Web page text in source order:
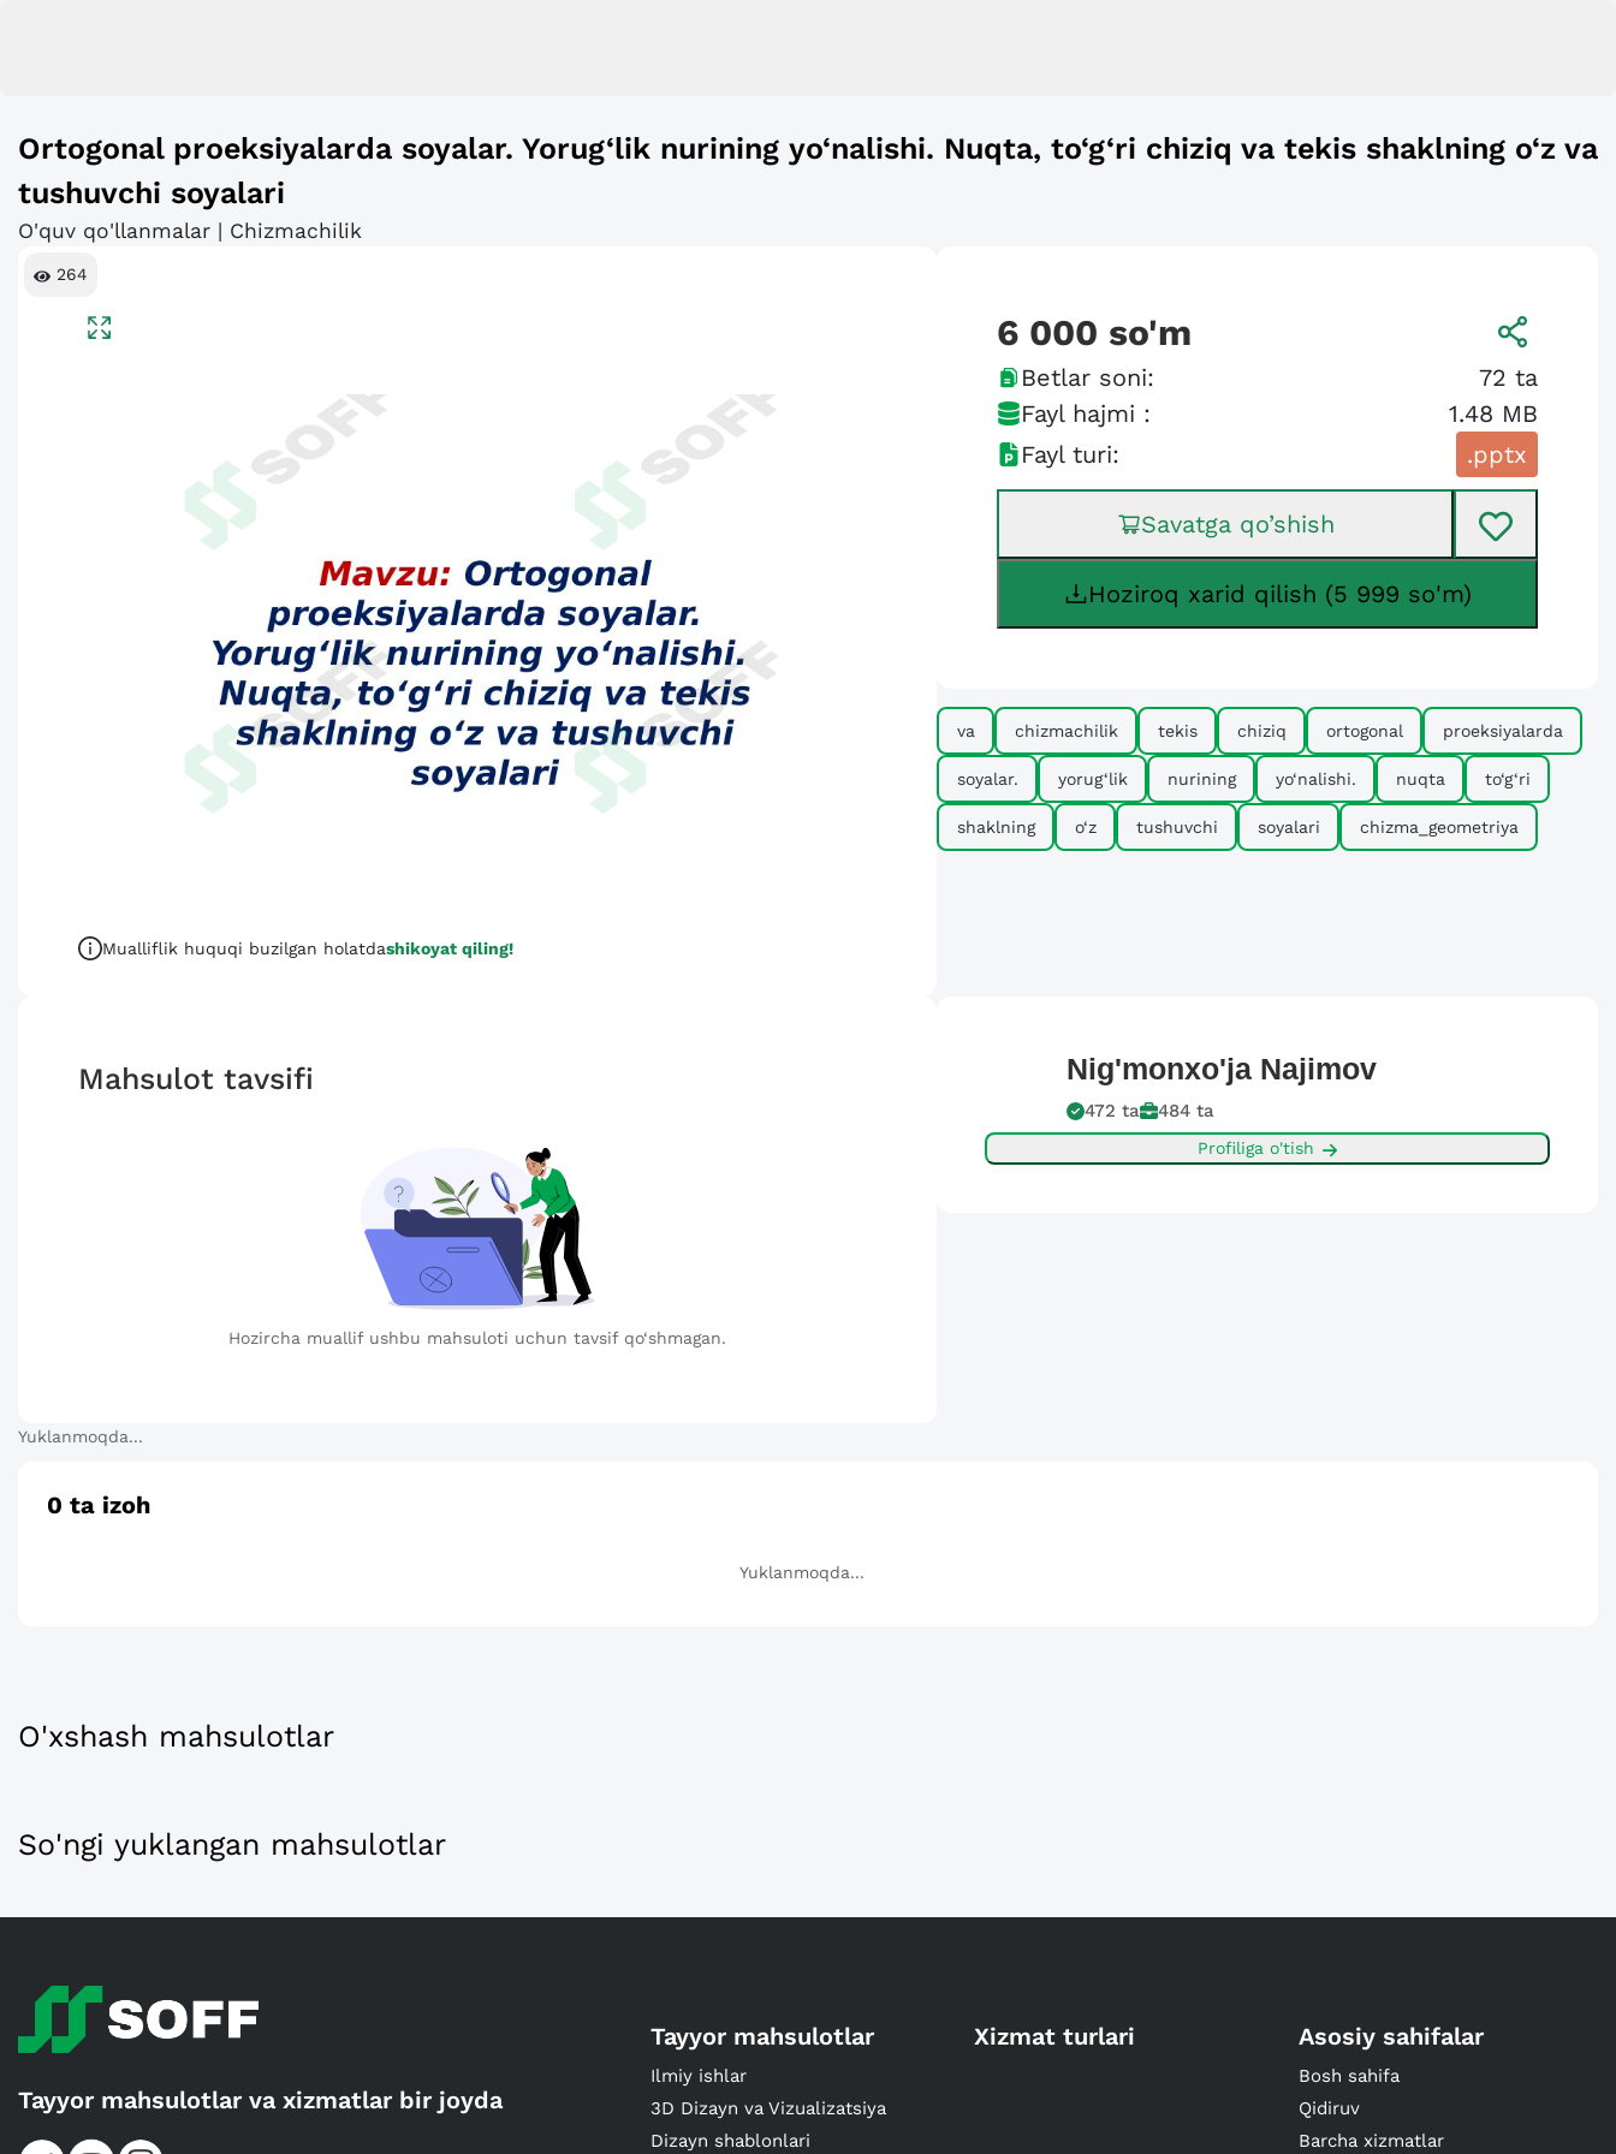
Ortogonal proeksiyalarda soyalar. Yorug‘lik nurining yo‘nalishi. Nuqta, to‘g‘ri chiziq va tekis shaklning o‘z va
tushuvchi soyalari
O'quv qo'llanmalar | Chizmachilik
264
Mualliflik huquqi buzilgan holatdashikoyat qiling!
6 000 so'm
Betlar soni: 72 ta
Fayl hajmi :
1.48 MB
Fayl turi:
.pptx
Savatga qo’shish
Hoziroq xarid qilish (5 999 so'm)
va chizmachilik tekis chiziq ortogonal proeksiyalarda
soyalar. yorug‘lik nurining yo‘nalishi. nuqta to‘g‘ri
shaklning o‘z tushuvchi soyalari chizma_geometriya
Mahsulot tavsifi
Hozircha muallif ushbu mahsuloti uchun tavsif qo‘shmagan.
Nig'monxo'ja Najimov
472 ta 484 ta
Profiliga o'tish
Yuklanmoqda...
0 ta izoh
Yuklanmoqda...
O'xshash mahsulotlar
So'ngi yuklangan mahsulotlar
Tayyor mahsulotlar va xizmatlar bir joyda
Tayyor mahsulotlar
Ilmiy ishlar
3D Dizayn va Vizualizatsiya
Dizayn shablonlari
Xizmat turlari Asosiy sahifalar
Bosh sahifa
Qidiruv
Barcha xizmatlar